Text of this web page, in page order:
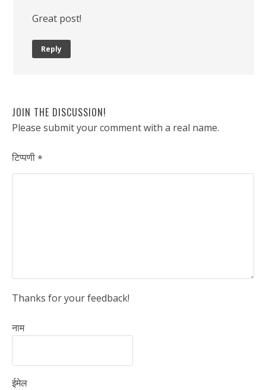
Great post!
Reply
JOIN THE DISCUSSION!
Please submit your comment with a real name.
टिप्पणी*
Thanks for your feedback!
नाम
ईमेल